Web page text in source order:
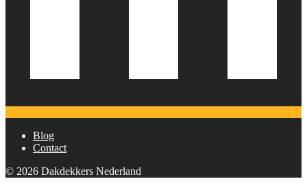
Blog
Contact
© 2026 Dakdekkers Nederland